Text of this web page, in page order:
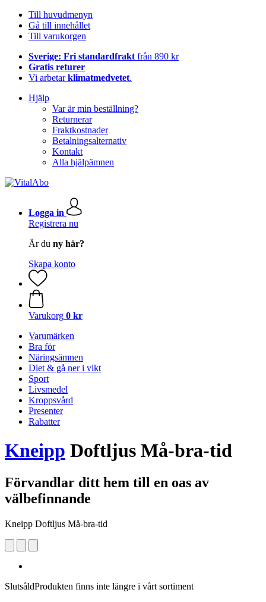
Till huvudmenyn
Gå till innehållet
Till varukorgen
Sverige: Fri standardfrakt från 890 kr
Gratis returer
Vi arbetarklimatmedvetet.
Hjälp
Var är min beställning?
Returnerar
Fraktkostnader
Betalningsalternativ
Kontakt
Alla hjälpämnen
Logga in
Registrera nu
Är du ny här?
Skapa konto
Varukorg 0 kr
Varumärken
Bra för
Näringsämnen
Diet & gå ner i vikt
Sport
Livsmedel
Kroppsvård
Presenter
Rabatter
Kneipp Doftljus Må-bra-tid
Förvandlar ditt hem till en oas av
välbefinnande
Kneipp Doftljus Må-bra-tid
SlutsåldProdukten finns inte längre i vårt sortiment